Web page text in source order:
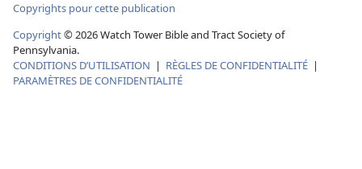
Copyrights pour cette publication
Copyright© 2026Watch Tower Bible and Tract Society of
Pennsylvania.
CONDITIONS D’UTILISATION | RÈGLES DE CONFIDENTIALITÉ |
PARAMÈTRES DE CONFIDENTIALITÉ